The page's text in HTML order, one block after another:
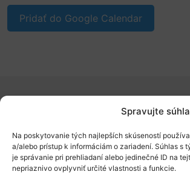
Spravujte
Na poskytovanie tých najlepších skúseností
a/alebo prístup k informáciám o zariadení. Súhlas s
je správanie pri prehliadaní alebo jedinečné ID na
nepriaznivo ovplyvniť určité vlastnosti a funkcie.
Pridať do Google Calendar
O programe
Národné kontaktné
Partneri do konzorcií